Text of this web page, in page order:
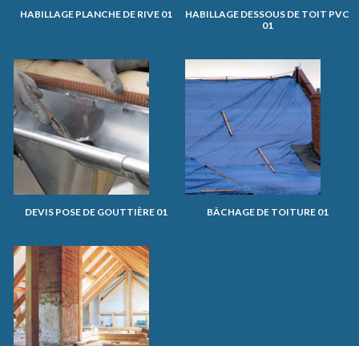
HABILLAGE PLANCHE DE RIVE 01
HABILLAGE DESSOUS DE TOIT PVC
01
DEVIS POSE DE GOUTTIÈRE 01 BÂCHAGE DE TOITURE 01